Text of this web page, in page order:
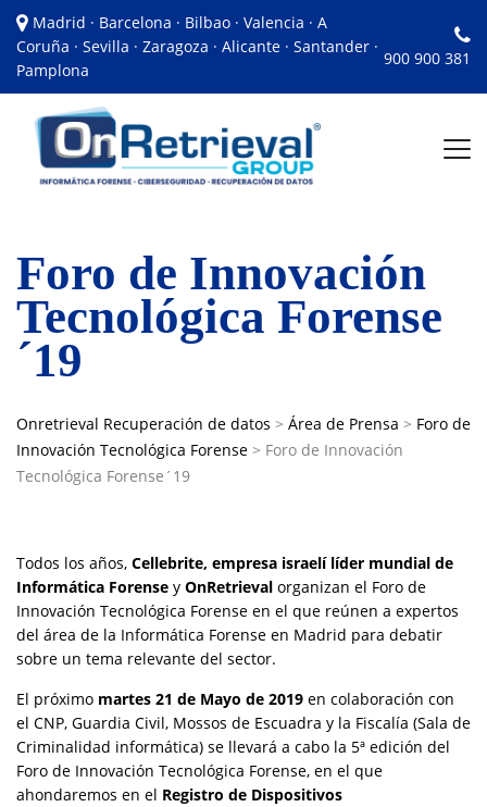
Madrid · Barcelona · Bilbao · Valencia · A
Coruña · Sevilla · Zaragoza · Alicante · Santander ·
Pamplona
900 900 381
Foro de Innovación
Tecnológica Forense
´19
Onretrieval Recuperación de datos > Área de Prensa > Foro de
Innovación Tecnológica Forense > Foro de Innovación
Tecnológica Forense´19
Todos los años, Cellebrite, empresa israelí líder mundial de
Informática Forense y OnRetrieval organizan el Foro de
Innovación Tecnológica Forense en el que reúnen a expertos
del área de la Informática Forense en Madrid para debatir
sobre un tema relevante del sector.
El próximo martes 21 de Mayo de 2019 en colaboración con
el CNP, Guardia Civil, Mossos de Escuadra y la Fiscalía (Sala de
Criminalidad informática) se llevará a cabo la 5ª edición del
Foro de Innovación Tecnológica Forense, en el que
ahondaremos en el Registro de Dispositivos